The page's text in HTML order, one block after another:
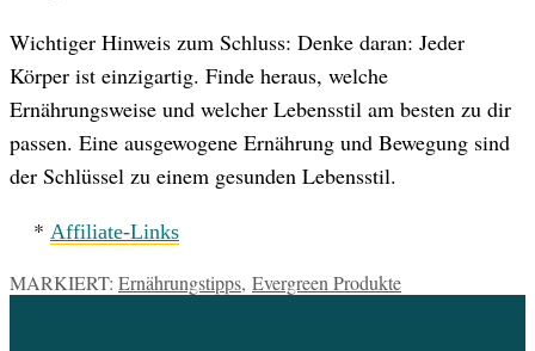
Wichtiger Hinweis zum Schluss: Denke daran: Jeder
Körper ist einzigartig. Finde heraus, welche
Ernährungsweise und welcher Lebensstil am besten zu dir
passen. Eine ausgewogene Ernährung und Bewegung sind
der Schlüssel zu einem gesunden Lebensstil.
* Affiliate-Links
MARKIERT: Ernährungstipps, Evergreen Produkte